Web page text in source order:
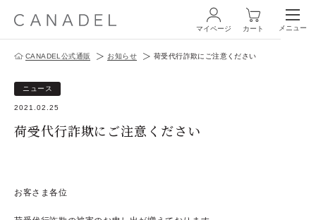
ログイン・新規会員登録
マイページ カート メニュー
CANADEL公式通販 お知らせ 荷受代行詐欺にご注意ください
ニュース
2021.02.25
荷受代行詐欺にご注意ください
お客さま各位